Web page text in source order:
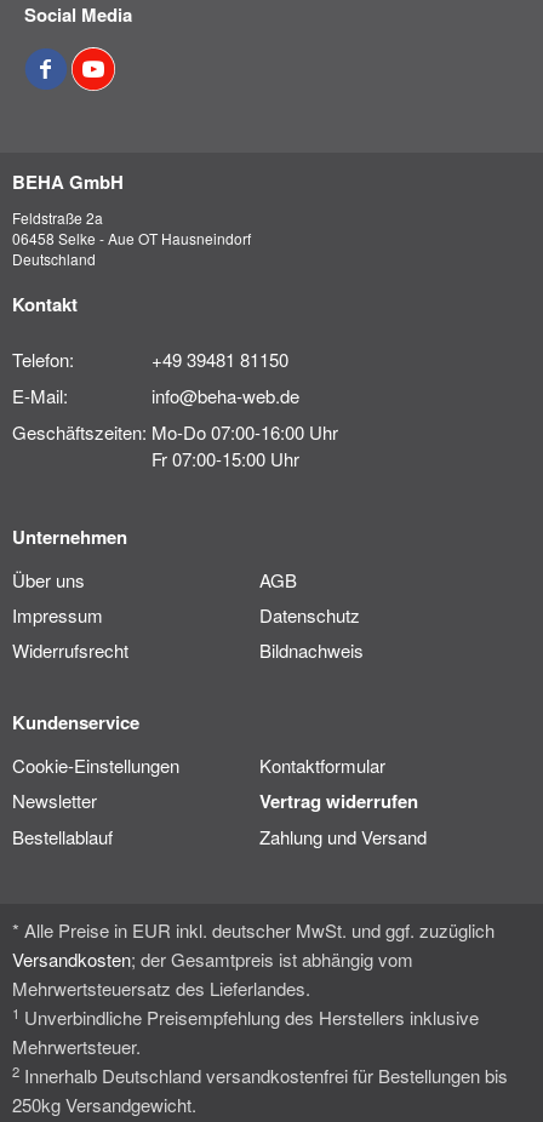
Social Media
BEHA GmbH
Feldstraße 2a
06458 Selke - Aue OT Hausneindorf
Deutschland
Kontakt
Telefon:
+49 39481 81150
E-Mail:
info@beha-web.de
Geschäftszeiten: Mo-Do 07:00-16:00 Uhr
Fr 07:00-15:00 Uhr
Unternehmen
Über uns
AGB
Impressum
Datenschutz
Widerrufsrecht
Bildnachweis
Kundenservice
Cookie-Einstellungen
Kontaktformular
Newsletter
Vertrag widerrufen
Bestellablauf Zahlung und Versand
* Alle Preise in EUR inkl. deutscher MwSt. und ggf. zuzüglich
Versandkosten; der Gesamtpreis ist abhängig vom
Mehrwertsteuersatz des Lieferlandes.
1 Unverbindliche Preisempfehlung des Herstellers inklusive
Mehrwertsteuer.
2 Innerhalb Deutschland versandkostenfrei für Bestellungen bis
250kg Versandgewicht.